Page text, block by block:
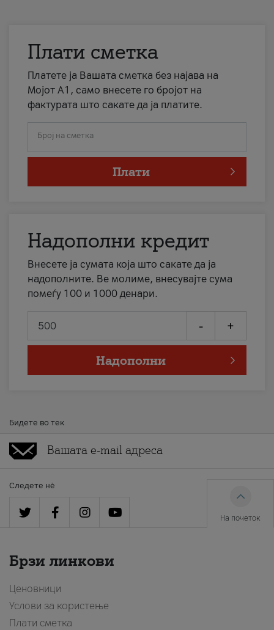
Плати сметка
Платете ја Вашата сметка без најава на
Мојот А1, само внесете го бројот на
фактурата што сакате да ја платите.
Број на сметка
Плати
Надополни кредит
Внесете ја сумата која што сакате да ја
надополните. Ве молиме, внесувајте сума
помеѓу 100 и 1000 денари.
- +
Надополни
Бидете во тек
Следете нè
На почеток
Брзи линкови
Ценовници
Услови за користење
Плати сметка